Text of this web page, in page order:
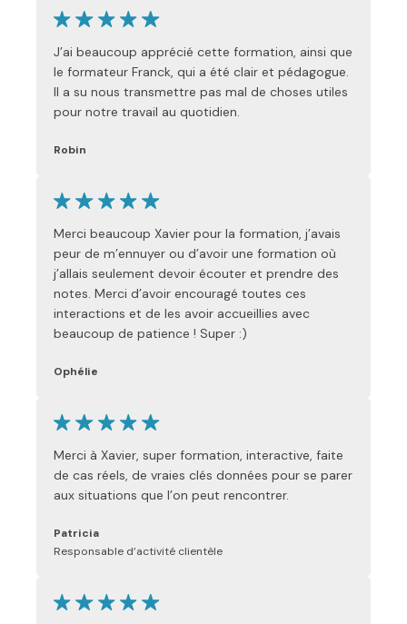
J’ai beaucoup apprécié cette formation, ainsi que
le formateur Franck, qui a été clair et pédagogue.
Il a su nous transmettre pas mal de choses utiles
pour notre travail au quotidien.
Robin
Merci beaucoup Xavier pour la formation, j’avais
peur de m’ennuyer ou d’avoir une formation où
j’allais seulement devoir écouter et prendre des
notes. Merci d’avoir encouragé toutes ces
interactions et de les avoir accueillies avec
beaucoup de patience ! Super :)
Ophélie
Merci à Xavier, super formation, interactive, faite
de cas réels, de vraies clés données pour se parer
aux situations que l’on peut rencontrer.
Patricia
Responsable d’activité clientèle